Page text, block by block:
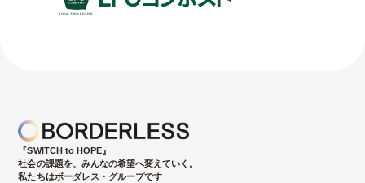
『SWITCH to HOPE』
社会の課題を、みんなの希望へ変えていく。
私たちはボーダレス・グループです